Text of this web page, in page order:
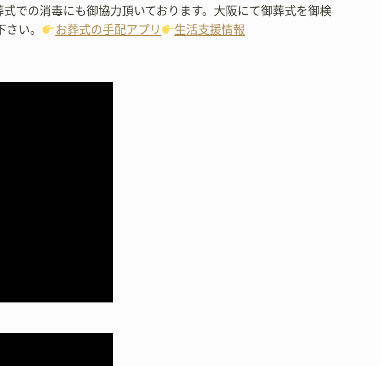
での消毒にも御協力頂いております。大阪にて御葬式を御検
い。
お葬式の手配アプリ 生活支援情報